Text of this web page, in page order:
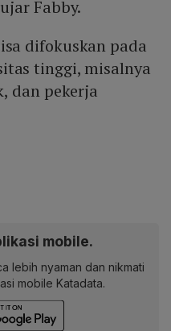
Fabby.
difokuskan pada
tinggi, misalnya
dan pekerja
mobile.
lebih nyaman dan nikmati
mobile Katadata.